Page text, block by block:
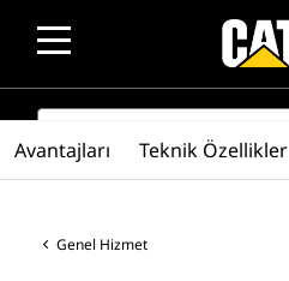
SEARCH
Genel Hizmet
Avantajları Teknik Özellikler